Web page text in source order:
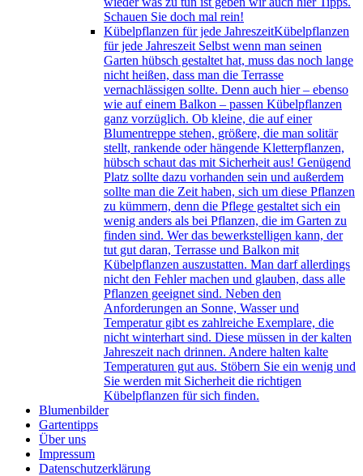
Schauen Sie doch mal rein!
Kübelpflanzen für jede JahreszeitKübelpflanzen
für jede Jahreszeit Selbst wenn man seinen
Garten hübsch gestaltet hat, muss das noch lange
nicht heißen, dass man die Terrasse
vernachlässigen sollte. Denn auch hier – ebenso
wie auf einem Balkon – passen Kübelpflanzen
ganz vorzüglich. Ob kleine, die auf einer
Blumentreppe stehen, größere, die man solitär
stellt, rankende oder hängende Kletterpflanzen,
hübsch schaut das mit Sicherheit aus! Genügend
Platz sollte dazu vorhanden sein und außerdem
sollte man die Zeit haben, sich um diese Pflanzen
zu kümmern, denn die Pflege gestaltet sich ein
wenig anders als bei Pflanzen, die im Garten zu
finden sind. Wer das bewerkstelligen kann, der
tut gut daran, Terrasse und Balkon mit
Kübelpflanzen auszustatten. Man darf allerdings
nicht den Fehler machen und glauben, dass alle
Pflanzen geeignet sind. Neben den
Anforderungen an Sonne, Wasser und
Temperatur gibt es zahlreiche Exemplare, die
nicht winterhart sind. Diese müssen in der kalten
Jahreszeit nach drinnen. Andere halten kalte
Temperaturen gut aus. Stöbern Sie ein wenig und
Sie werden mit Sicherheit die richtigen
Kübelpflanzen für sich finden.
Blumenbilder
Gartentipps
Über uns
Impressum
Datenschutzerklärung